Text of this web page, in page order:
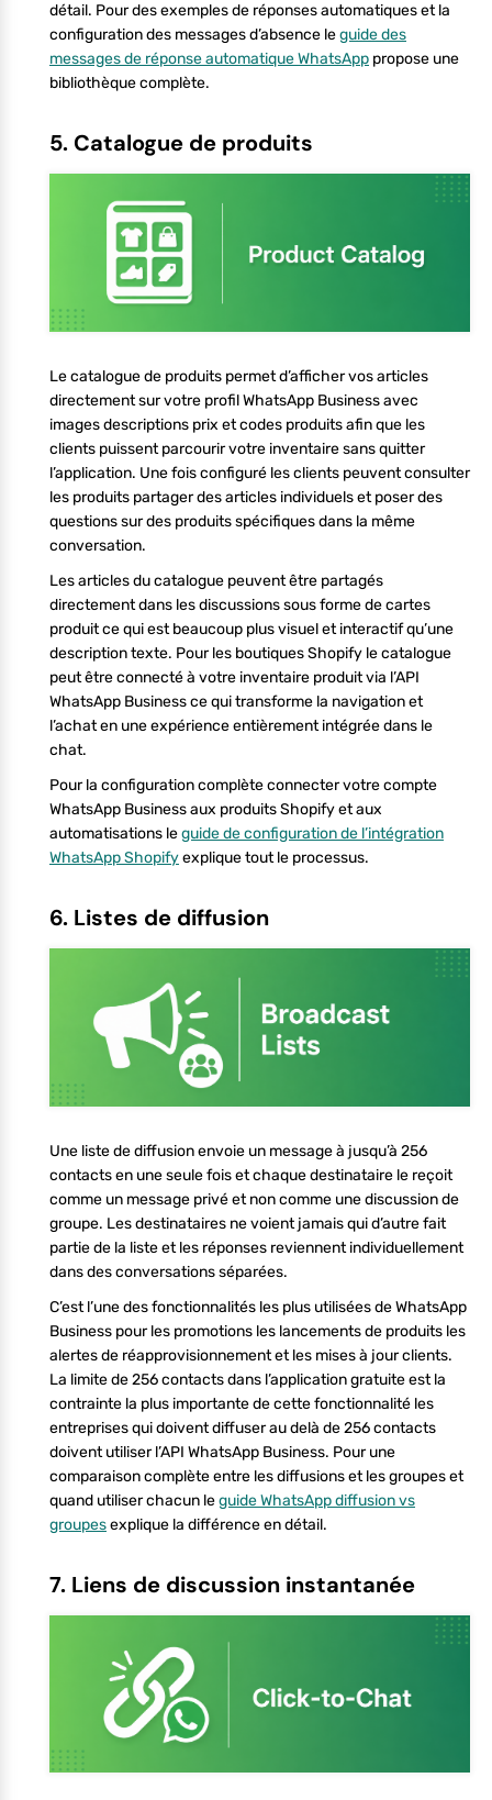
détail. Pour des exemples de réponses automatiques et la
configuration des messages d’absence leguide des
messages de réponse automatique WhatsApp propose une
bibliothèque complète.
5. Catalogue de produits
Le catalogue de produits permet d’afficher vos articles
directement sur votre profil WhatsApp Business avec
images descriptions prix et codes produits afin que les
clients puissent parcourir votre inventaire sans quitter
l’application. Une fois configuré les clients peuvent consulter
les produits partager des articles individuels et poser des
questions sur des produits spécifiques dans la même
conversation.
Les articles du catalogue peuvent être partagés
directement dans les discussions sous forme de cartes
produit ce qui est beaucoup plus visuel et interactif qu’une
description texte. Pour les boutiques Shopify le catalogue
peut être connecté à votre inventaire produit via l’API
WhatsApp Business ce qui transforme la navigation et
l’achat en une expérience entièrement intégrée dans le
chat.
Pour la configuration complète connecter votre compte
WhatsApp Business aux produits Shopify et aux
automatisations leguide de configuration de l’intégration
WhatsApp Shopifyexplique tout le processus.
6. Listes de diffusion
Une liste de diffusion envoie un message à jusqu’à 256
contacts en une seule fois et chaque destinataire le reçoit
comme un message privé et non comme une discussion de
groupe. Les destinataires ne voient jamais qui d’autre fait
partie de la liste et les réponses reviennent individuellement
dans des conversations séparées.
C’est l’une des fonctionnalités les plus utilisées de WhatsApp
Business pour les promotions les lancements de produits les
alertes de réapprovisionnement et les mises à jour clients.
La limite de 256 contacts dans l’application gratuite est la
contrainte la plus importante de cette fonctionnalité les
entreprises qui doivent diffuser au delà de 256 contacts
doivent utiliser l’API WhatsApp Business. Pour une
comparaison complète entre les diffusions et les groupes et
quand utiliser chacun leguide WhatsApp diffusion vs
groupesexplique la différence en détail.
7. Liens de discussion instantanée